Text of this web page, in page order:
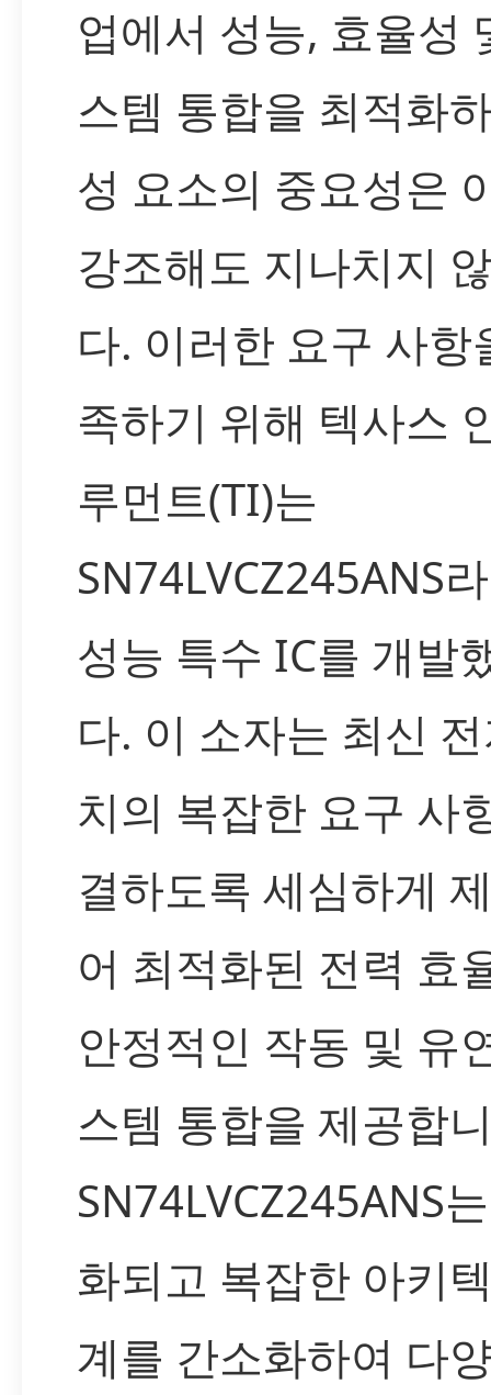
업에서 성능, 효율성
스템 통합을 최적화
성 요소의 중요성은
강조해도 지나치지
다. 이러한 요구 사항
족하기 위해 텍사스
루먼트(TI)는
SN74LVCZ245ANS
성능 특수 IC를 개발
다. 이 소자는 최신
치의 복잡한 요구 사
결하도록 세심하게
어 최적화된 전력 효
안정적인 작동 및 유
스템 통합을 제공합
SN74LVCZ245ANS
화되고 복잡한 아키
계를 간소화하여 다